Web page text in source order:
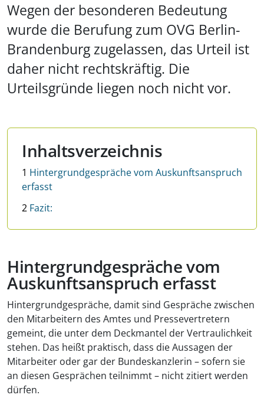
Wegen der besonderen Bedeutung
wurde die Berufung zum OVG Berlin-
Brandenburg zugelassen, das Urteil ist
daher nicht rechtskräftig. Die
Urteilsgründe liegen noch nicht vor.
Inhaltsverzeichnis
1 Hintergrundgespräche vom Auskunftsanspruch
erfasst
2 Fazit:
Hintergrundgespräche vom
Auskunftsanspruch erfasst
Hintergrundgespräche, damit sind Gespräche zwischen
den Mitarbeitern des Amtes und Pressevertretern
gemeint, die unter dem Deckmantel der Vertraulichkeit
stehen. Das heißt praktisch, dass die Aussagen der
Mitarbeiter oder gar der Bundeskanzlerin – sofern sie
an diesen Gesprächen teilnimmt – nicht zitiert werden
dürfen.